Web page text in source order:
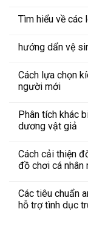
Tìm hiểu về các
hướng dẩn vệ
Cách lựa chọn
người mới
Phân tích khác
dương vật giả
Cách cải thiện
đồ chơi cá nhân
Các tiêu chuẩn
hỗ trợ tình dục